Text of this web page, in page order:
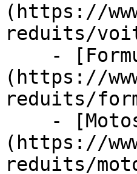
(https://
reduits/
(https://
reduits/
(https://
reduits/